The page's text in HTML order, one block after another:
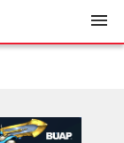
menu